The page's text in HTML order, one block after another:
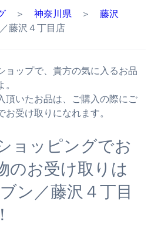
＞ 神奈川県 ＞ 藤沢
藤沢４丁目店
ョップで、貴方の気に入るお品
頂いたお品は、ご購入の際にご
受け取りになれます。
ョッピングでお
のお受け取りは
ン／藤沢４丁目